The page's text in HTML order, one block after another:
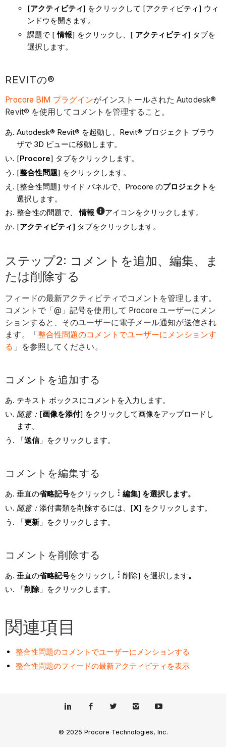
[アクティビティ] をクリックして [アクティビティ] ウィ
ンドウを開きます。
課題で [情報] をクリックし、[ アクティビティ] タブを
選択します。
REVITの®
Procore BIM プラグインがインストールされた Autodesk®
Revit® を使用してコメントを管理すること。
Autodesk® Revit® を起動し、Revit® プロジェクト ブラウ
ザで 3D ビューに移動します。
[Procore] タブをクリックします。
[整合性問題] をクリックします。
[整合性問題] サイド パネルで、Procore のプロジェクト を
選択します。
整合性の問題で、情報
アイコンをクリックします。
[アクティビティ] タブをクリックします。
ステップ2: コメントを追加、編集、ま
たは削除する
フィードの最新アクティビティでコメントを管理します。
コメントで「@」記号を使用して Procore ユーザーにメン
ションすると、そのユーザーに電子メール通知が送信され
ます。「整合性問題のコメントでユーザーにメンションす
る 」を参照してください。
コメントを追加する
テキスト ボックスにコメントを入力します。
随意： [画像を添付] をクリックして画像をアップロードし
ます。
「送信」をクリックします。
コメントを編集する
垂直の省略記号をクリックし
編集] を選択します。
随意： 添付書類を削除するには、[X] をクリックします。
「更新」をクリックします。
コメントを削除する
垂直の省略記号をクリックし 削除] を選択します。
「削除」をクリックします。
関連項目
整合性問題のコメントでユーザーにメンションする
整合性問題のフィードの最新アクティビティを表示
© 2025 Procore Technologies, Inc.